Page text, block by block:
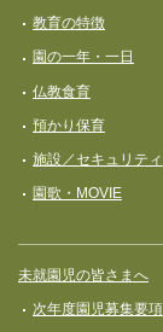
教育の特徴
園の一年・一日
仏教食育
預かり保育
施設／セキュリティ
園歌・MOVIE
未就園児の皆さまへ
次年度園児募集要項